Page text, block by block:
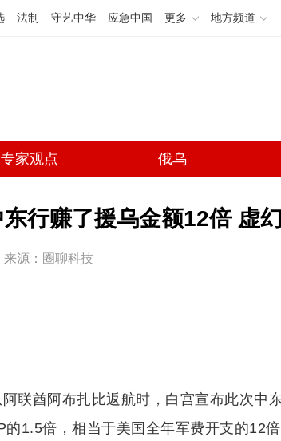
法制 守艺中华 应急中国 更多 地方频道
专家观点 俄乌
行赚了援乌金额12倍 虚
来源： 圈聊科技
联酋阿布扎比返航时，白宫宣布此次中
的1.5倍，相当于美国全年军费开支的12